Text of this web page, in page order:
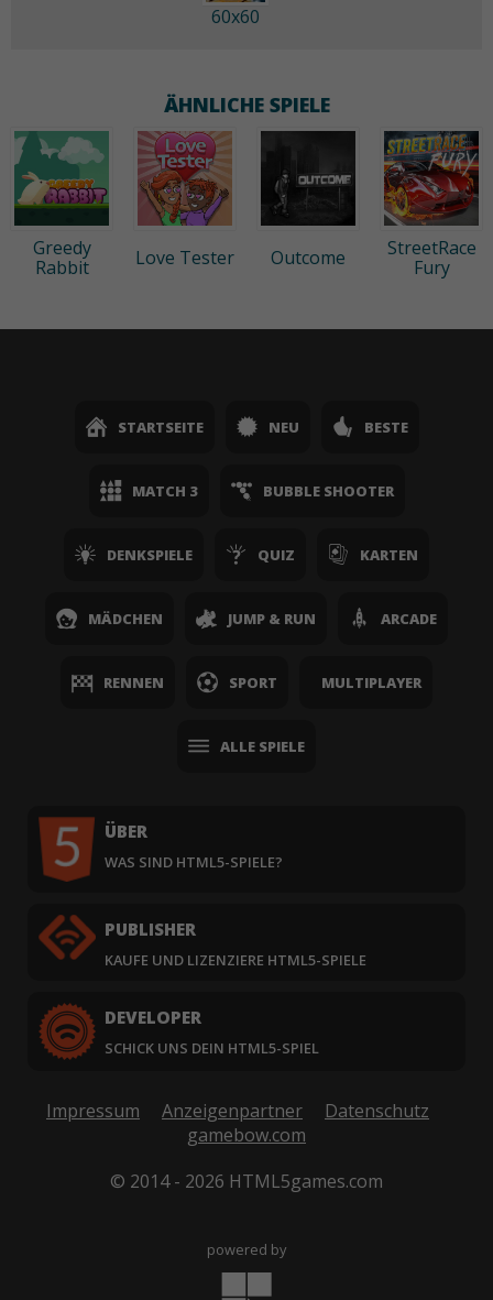
60x60
ÄHNLICHE SPIELE
Greedy
Rabbit
Love Tester Outcome
StreetRace
Fury
STARTSEITE NEU BESTE
MATCH 3 BUBBLE SHOOTER
DENKSPIELE QUIZ KARTEN
MÄDCHEN JUMP & RUN ARCADE
RENNEN SPORT MULTIPLAYER
ALLE SPIELE
ÜBER
WAS SIND HTML5-SPIELE?
PUBLISHER
KAUFE UND LIZENZIERE HTML5-SPIELE
DEVELOPER
SCHICK UNS DEIN HTML5-SPIEL
Impressum Anzeigenpartner
Datenschutz
gamebow.com
© 2014 - 2026 HTML5games.com
powered by